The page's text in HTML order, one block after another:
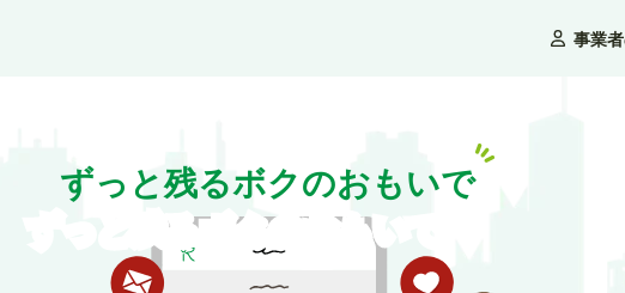
事業
ずっと残るボクのおもいで
ずっと残るボクのおもいで